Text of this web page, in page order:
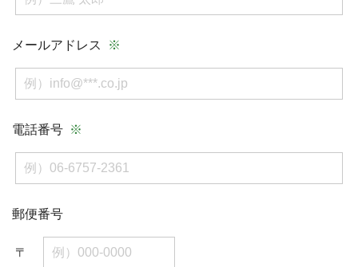
メールアドレス
電話番号
郵便番号
〒